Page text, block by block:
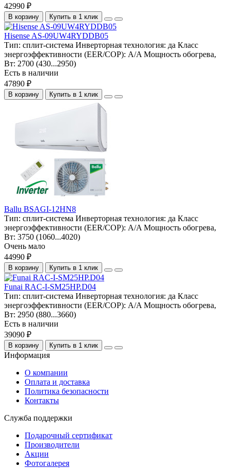
42990 ₽
В корзину Купить в 1 клик
Hisense AS-09UW4RYDDB05
Тип: сплит-система Инверторная технология: да Класс
энергоэффективности (EER/COP): A/A Мощность обогрева,
Вт: 2700 (430...2950)
Есть в наличии
47890 ₽
В корзину Купить в 1 клик
Ballu BSAGI-12HN8
Тип: сплит-система Инверторная технология: да Класс
энергоэффективности (EER/COP): A/A Мощность обогрева,
Вт: 3750 (1060...4020)
Очень мало
44990 ₽
В корзину Купить в 1 клик
Funai RAC-I-SM25HP.D04
Тип: сплит-система Инверторная технология: да Класс
энергоэффективности (EER/COP): A/A Мощность обогрева,
Вт: 2950 (880...3660)
Есть в наличии
39090 ₽
В корзину Купить в 1 клик
Информация
О компании
Оплата и доставка
Политика безопасности
Контакты
Служба поддержки
Подарочный сертификат
Производители
Акции
Фотогалерея